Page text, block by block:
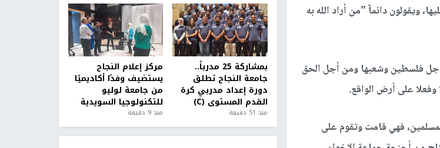
ويقولون دائماً "من أراد الله به
فلسطين وشعبها ومن أجل الحق
وفعلا على أرض الواقع.
فهي قامت وتقوم على
بمشاركة 25 مدرباً..
جامعة النجاح تطلق
دورة إعداد مدربي كرة
القدم المستوى (C)
منذ 51 دقيقة
مركز إعلام النجاح
يستضيف وفدًا أكاديميًا
من جامعة لوليو
للتكنولوجيا السويدية
منذ 9 دقيقة